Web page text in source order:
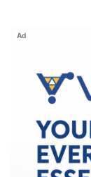
Ad